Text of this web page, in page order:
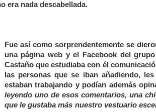
era nada descabellada.
Fue así como sorprendentemente se
una página web y el Facebook del
Castaño que estudiaba con él
las personas que se iban añadiendo,
estaban trabajando y podían además
leyendo uno de esos comentarios, una
que le gustaba más nuestro vestuario